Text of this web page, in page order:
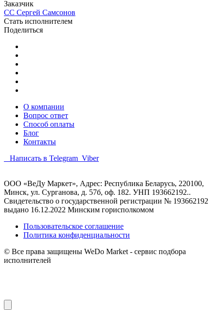
Заказчик
СС Сергей Самсонов
Стать исполнителем
Поделиться
О компании
Вопрос ответ
Способ оплаты
Блог
Контакты
Написать в Telegram Viber
ООО «ВеДу Маркет», Адрес: Республика Беларусь, 220100,
Минск, ул. Сурганова, д. 57б, оф. 182. УНП 193662192..
Свидетельство о государственной регистрации № 193662192
выдано 16.12.2022 Минским горисполкомом
Пользовательское соглашение
Политика конфиденциальности
© Все права защищены WeDo Market - сервис подбора
исполнителей